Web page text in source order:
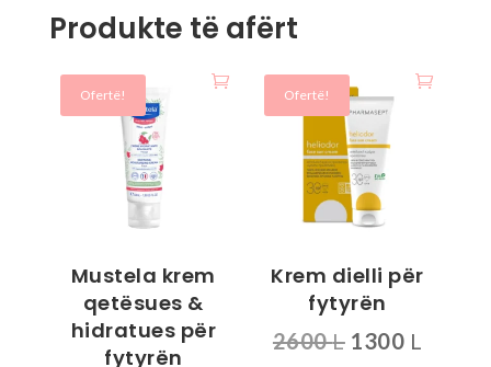
Produkte të afërt
Ofertë!
Mustela krem
qetësues &
hidratues për
fytyrën
Ofertë!
Krem dielli për
fytyrën
2600L Çmimi
1300 L